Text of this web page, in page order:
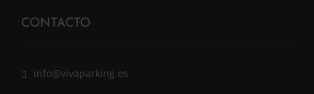
CONTACTO
info@vivaparking.es